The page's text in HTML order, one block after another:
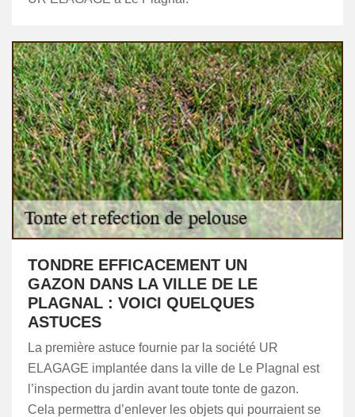
TONDRE EFFICACEMENT UN
GAZON DANS LA VILLE DE LE
PLAGNAL : VOICI QUELQUES
ASTUCES
La première astuce fournie par la société UR
ELAGAGE implantée dans la ville de Le Plagnal est
l’inspection du jardin avant toute tonte de gazon.
Cela permettra d’enlever les objets qui pourraient se